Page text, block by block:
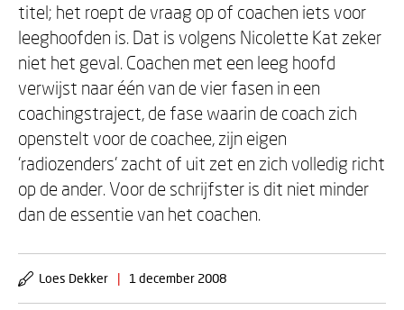
titel; het roept de vraag op of coachen iets voor
leeghoofden is. Dat is volgens Nicolette Kat zeker
niet het geval. Coachen met een leeg hoofd
verwijst naar één van de vier fasen in een
coachingstraject, de fase waarin de coach zich
openstelt voor de coachee, zijn eigen
'radiozenders' zacht of uit zet en zich volledig richt
op de ander. Voor de schrijfster is dit niet minder
dan de essentie van het coachen.
Loes Dekker | 1 december 2008